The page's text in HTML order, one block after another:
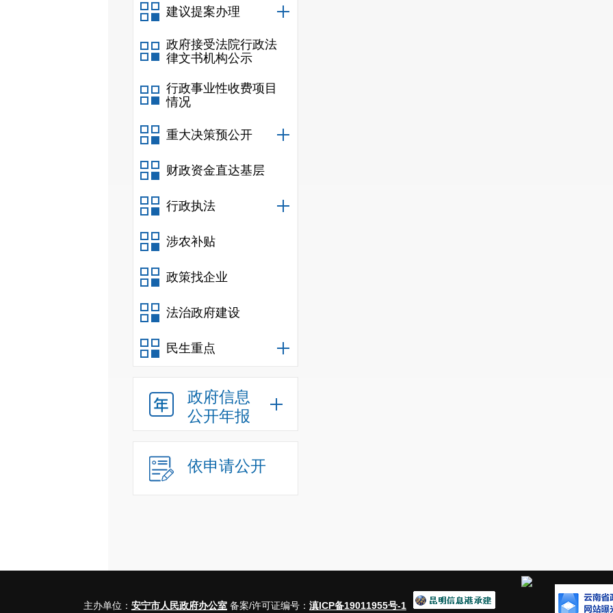
建议提案办理
政府接受法院行政法
律文书机构公示
行政事业性收费项目
情况
重大决策预公开
财政资金直达基层
行政执法
涉农补贴
政策找企业
法治政府建设
民生重点
政府信息
公开年报
依申请公开
主办单位： 安宁市人民政府办公室 备案/许可证编号： 滇ICP备19011955号-1